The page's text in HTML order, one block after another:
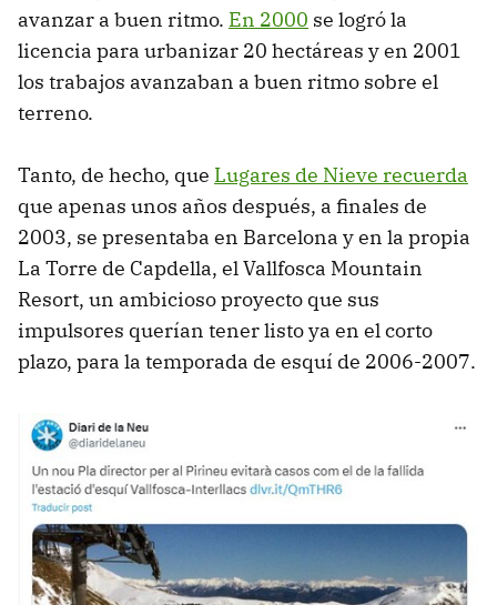
avanzar a buen ritmo. En 2000 se logró la
licencia para urbanizar 20 hectáreas y en 2001
los trabajos avanzaban a buen ritmo sobre el
terreno.
Tanto, de hecho, que Lugares de Nieve recuerda
que apenas unos años después, a finales de
2003, se presentaba en Barcelona y en la propia
La Torre de Capdella, el Vallfosca Mountain
Resort, un ambicioso proyecto que sus
impulsores querían tener listo ya en el corto
plazo, para la temporada de esquí de 2006-2007.